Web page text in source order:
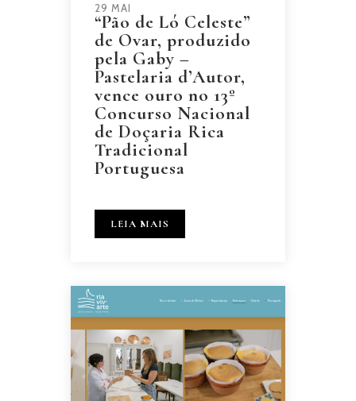
29 MAI
“Pão de Ló Celeste”
de Ovar, produzido
pela Gaby –
Pastelaria d’Autor,
vence ouro no 13º
Concurso Nacional
de Doçaria Rica
Tradicional
Portuguesa
LEIA MAIS